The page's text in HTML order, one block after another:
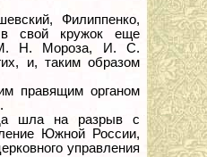
Филиппенко,
в свой кружок еще
M. H. Мороза, И. С.
и, таким образом
правящим органом
шла на разрыв с
Южной России,
управления